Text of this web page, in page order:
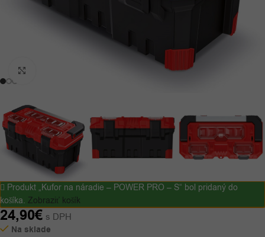
Produkt „Kufor na náradie – POWER PRO – S“ bol pridaný do
košíka. Zobraziť košík
24,90€ s DPH
Na sklade